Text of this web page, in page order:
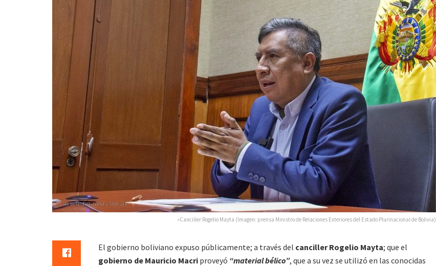
»Canciller Rogelio Mayta (Imagen: prensa Ministro de Relaciones Exteriores del Estado Plurinacional de Bolivia)
El gobierno boliviano expuso públicamente; a través del canciller Rogelio Mayta; que el
gobierno de Mauricio Macri proveyó “material bélico”, que a su vez se utilizó en las conocidas